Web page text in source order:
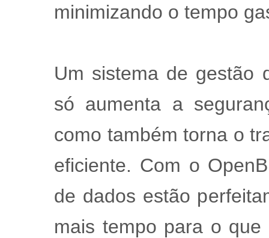
minimizando o tempo
Um sistema de gestão
só aumenta a
como também torna o
eficiente. Com o
de dados estão
mais tempo para o